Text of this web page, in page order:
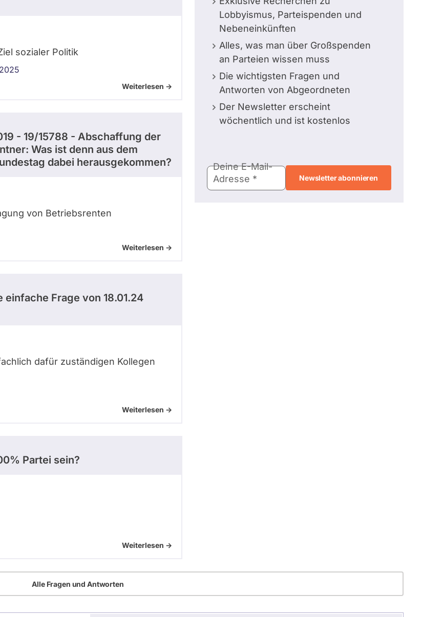
sozialer Politik
Weiterlesen ->
- 19/15788 - Abschaffung der
Was ist denn aus dem
dabei herausgekommen?
von Betriebsrenten
Weiterlesen ->
Frage von 18.01.24
dafür zuständigen Kollegen
Weiterlesen ->
Partei sein?
Weiterlesen ->
Lobbyismus, Parteispenden und
Nebeneinkünften
Alles, was man über Großspenden
an Parteien wissen muss
Die wichtigsten Fragen und
Antworten von Abgeordneten
Der Newsletter erscheint
wöchentlich und ist kostenlos
Mail-
Adresse
Deine E-Mail-
Adresse
Alle Fragen und Antworten